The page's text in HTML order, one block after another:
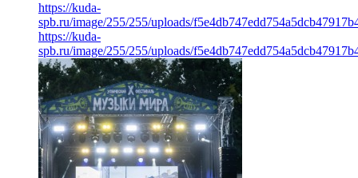
https://kuda-
spb.ru/image/255/255/uploads/
https://kuda-
spb.ru/image/255/255/uploads/